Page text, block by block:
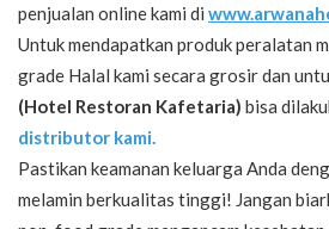
penjualan online kami di
Untuk mendapatkan produk peralatan
grade Halal kami secara grosir dan
(Hotel Restoran Kafetaria) bisa
distributor kami.
Pastikan keamanan keluarga Anda
melamin berkualitas tinggi! Jangan